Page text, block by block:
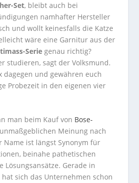
Set, bleibt auch bei
namhafter Hersteller
und wollt keinesfalls die Katze
wäre eine Garnitur aus der
Serie genau richtig?
studieren, sagt der Volksmund.
dagegen und gewähren euch
Probezeit in den eigenen vier
man beim Kauf von Bose-
Meinung nach
Name ist längst Synonym für
beinahe pathetischen
Lösungsansätze. Gerade in
sich das Unternehmen schon